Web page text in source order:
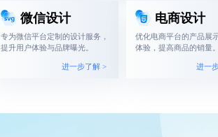
微信设计
专为微信平台定制的设计服务，
提升用户体验与品牌曝光。
进一步了解 >
电商设计
优化电商平台的产品展
体验，提高商品的销量
进一